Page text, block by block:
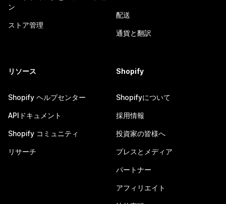
ン
ストア管理
配送
通貨と翻訳
リソース
Shopify ヘルプセンター
APIドキュメント
Shopify コミュニティ
リサーチ
Shopify
Shopifyについて
採用情報
投資家の皆様へ
プレスとメディア
パートナー
アフィリエイト